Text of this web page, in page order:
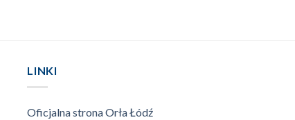
LINKI
Oficjalna strona Orła Łódź